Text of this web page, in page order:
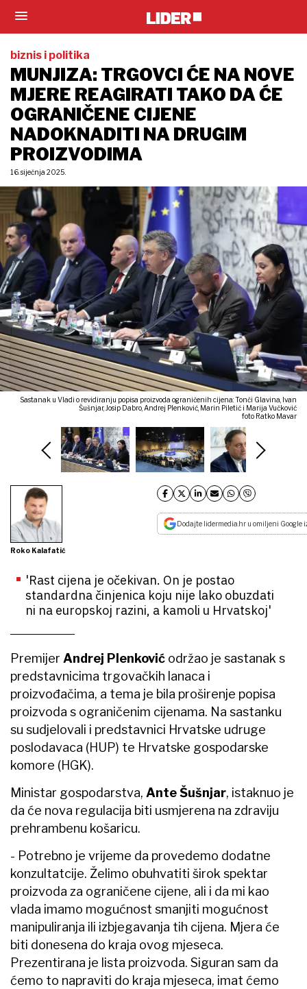
biznis i politika
MUNJIZA: TRGOVCI ĆE NA NOVE
MJERE REAGIRATI TAKO DA ĆE
OGRANIČENE CIJENE
NADOKNADITI NA DRUGIM
PROIZVODIMA
16. siječnja 2025.
Sastanak u Vladi o revidiranju popisa proizvoda ograničenih cijena: Tonči Glavina, Ivan
Šušnjar, Josip Dabro, Andrej Plenković, Marin Piletić i Marija Vučković
foto Ratko Mavar
Roko Kalafatić
Dodajte lidermedia.hr u omiljeni Google
'Rast cijena je očekivan. On je postao
standardna činjenica koju nije lako obuzdati
ni na europskoj razini, a kamoli u Hrvatskoj'
Premijer Andrej Plenković održao je sastanak s
predstavnicima trgovačkih lanaca i
proizvođačima, a tema je bila proširenje popisa
proizvoda s ograničenim cijenama. Na sastanku
su sudjelovali i predstavnici Hrvatske udruge
poslodavaca (HUP) te Hrvatske gospodarske
komore (HGK).
Ministar gospodarstva, Ante Šušnjar, istaknuo je
da će nova regulacija biti usmjerena na zdraviju
prehrambenu košaricu.
- Potrebno je vrijeme da provedemo dodatne
konzultatcije. Želimo obuhvatiti širok spektar
proizvoda za ograničene cijene, ali i da mi kao
vlada imamo mogućnost smanjiti mogućnost
manipuliranja ili izbjegavanja tih cijena. Mjera će
biti donesena do kraja ovog mjeseca.
Prezentirana je lista proizvoda. Siguran sam da
ćemo to napraviti do kraja mjeseca, imat ćemo